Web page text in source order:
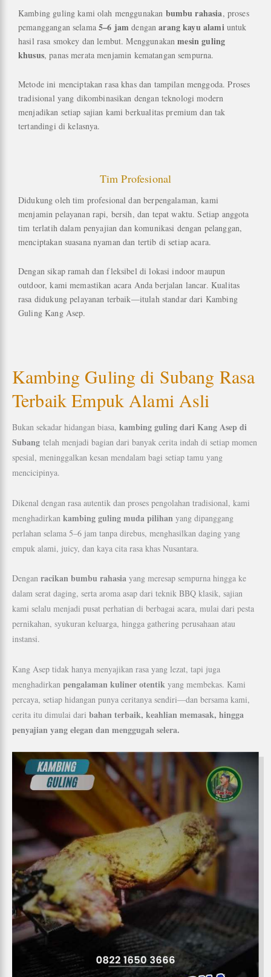
Kambing guling kami olah menggunakan bumbu rahasia, proses
pemanggangan selama5–6 jam denganarang kayu alamiuntuk
hasil rasa smokey dan lembut. Menggunakanmesin guling
khusus, panas merata menjamin kematangan sempurna.
Metode ini menciptakan rasa khas dan tampilan menggoda. Proses
tradisional yang dikombinasikan dengan teknologi modern
menjadikan setiap sajian kami berkualitas premium dan tak
tertandingi di kelasnya.
Tim Profesional
Didukung oleh tim profesional dan berpengalaman, kami
menjamin pelayanan rapi, bersih, dan tepat waktu. Setiap anggota
tim terlatih dalam penyajian dan komunikasi dengan pelanggan,
menciptakan suasana nyaman dan tertib di setiap acara.
Dengan sikap ramah dan fleksibel di lokasi indoor maupun
outdoor, kami memastikan acara Anda berjalan lancar. Kualitas
rasa didukung pelayanan terbaik—itulah standar dari Kambing
Guling Kang Asep.
Kambing Guling di Subang Rasa
Terbaik Empuk Alami Asli
Bukan sekadar hidangan biasa, kambing guling dari Kang Asep di
Subang telah menjadi bagian dari banyak cerita indah di setiap momen
spesial, meninggalkan kesan mendalam bagi setiap tamu yang
mencicipinya.
Dikenal dengan rasa autentik dan proses pengolahan tradisional, kami
menghadirkan kambing guling muda pilihan yang dipanggang
perlahan selama 5–6 jam tanpa direbus, menghasilkan daging yang
empuk alami, juicy, dan kaya cita rasa khas Nusantara.
Dengan racikan bumbu rahasia yang meresap sempurna hingga ke
dalam serat daging, serta aroma asap dari teknik BBQ klasik, sajian
kami selalu menjadi pusat perhatian di berbagai acara, mulai dari pesta
pernikahan, syukuran keluarga, hingga gathering perusahaan atau
instansi.
Kang Asep tidak hanya menyajikan rasa yang lezat, tapi juga
menghadirkan pengalaman kuliner otentik yang membekas. Kami
percaya, setiap hidangan punya ceritanya sendiri—dan bersama kami,
cerita itu dimulai dari bahan terbaik, keahlian memasak, hingga
penyajian yang elegan dan menggugah selera.